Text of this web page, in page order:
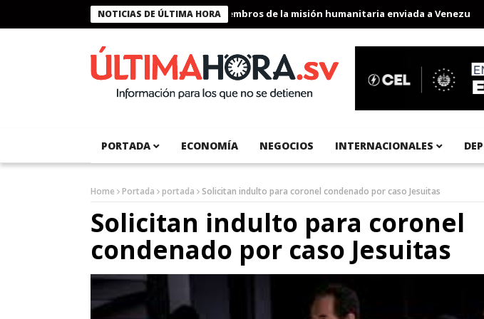
NOTICIAS DE ÚLTIMA HORA
Presidente Bukele condecora a miembros de la misión humanitaria enviada a Venezuela
PORTADA ECONOMÍA NEGOCIOS INTERNACIONALES
Home Portada portada Solicitan indulto para coronel condenado por caso Jesuitas
Solicitan indulto para coronel
condenado por caso Jesuitas